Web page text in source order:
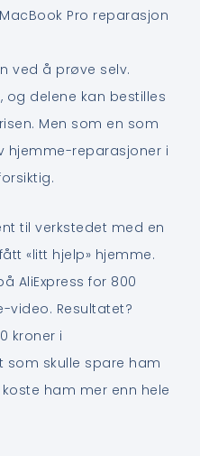
Pro reparasjon
ved å prøve selv.
og delene kan bestilles
Men som en som
hjemme-reparasjoner i
til verkstedet med en
«litt hjelp» hjemme.
AliExpress for 800
video. Resultatet?
kroner i
som skulle spare ham
ham mer enn hele